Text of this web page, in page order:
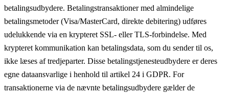
betalingsudbydere. Betalingstransaktioner med almindelige
betalingsmetoder (Visa/MasterCard, direkte debitering) udføres
udelukkende via en krypteret SSL- eller TLS-forbindelse. Med
krypteret kommunikation kan betalingsdata, som du sender til os,
ikke læses af tredjeparter. Disse betalingstjenesteudbydere er deres
egne dataansvarlige i henhold til artikel 24 i GDPR. For
transaktionerne via de nævnte betalingsudbydere gælder de